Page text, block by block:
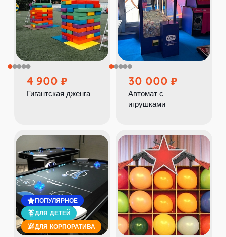
4 900
Гигантская дженга
30 000
Автомат с
игрушками
ПОПУЛЯРНОЕ
ДЛЯ ДЕТЕЙ
ДЛЯ КОРПОРАТИВА